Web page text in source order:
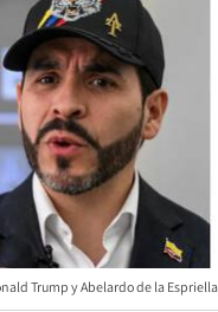
Trump y Abelardo de la Espriella